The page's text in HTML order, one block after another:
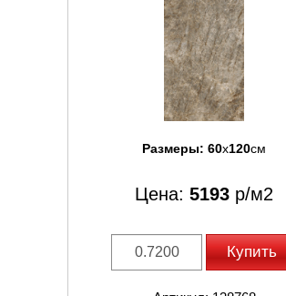
Размеры: 60x120см
Цена: 5193 р/м2
Купить